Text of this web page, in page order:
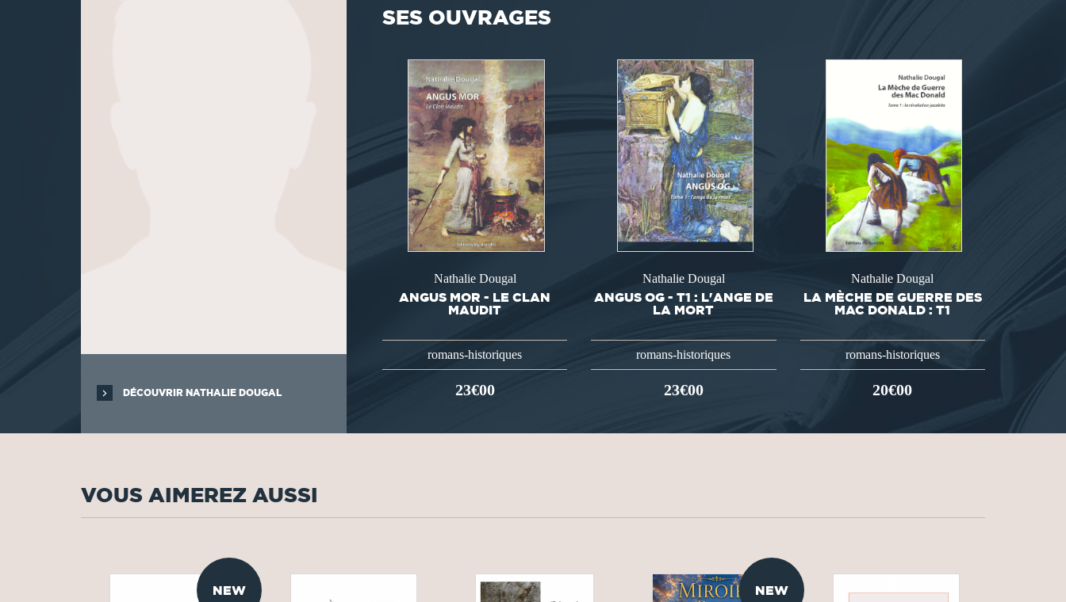
DÉCOUVRIR NATHALIE DOUGAL
SES OUVRAGES
Nathalie Dougal
ANGUS MOR - LE CLAN
MAUDIT
romans-historiques
23€00
Nathalie Dougal
ANGUS OG - T1 : L'ANGE DE
LA MORT
romans-historiques
23€00
Nathalie Dougal
LA MÈCHE DE GUERRE DES
MAC DONALD : T1
romans-historiques
20€00
VOUS AIMEREZ AUSSI
NEW NEW